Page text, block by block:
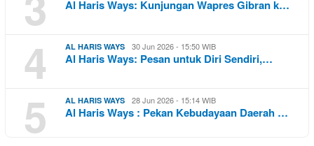
Al Haris Ways: Kunjungan Wapres Gibran k…
4 AL HARIS WAYS 30 Jun 2026 - 15:50 WIB
Al Haris Ways: Pesan untuk Diri Sendiri,…
5 AL HARIS WAYS 28 Jun 2026 - 15:14 WIB
Al Haris Ways : Pekan Kebudayaan Daerah …